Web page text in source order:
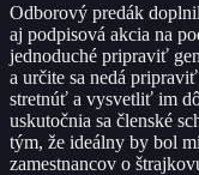
Odborový predák
aj podpisová akcia na
jednoduché pripraviť
a určite sa nedá
stretnúť a vysvetliť im
uskutočnia sa členské
tým, že ideálny by bol
zamestnancov o